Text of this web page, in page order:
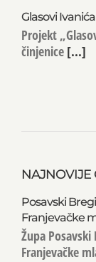
Glasovi
Projekt
činjenice [...]
NAJNOVIJE
Posavski
Franjevačke
Župa
Franjevačke